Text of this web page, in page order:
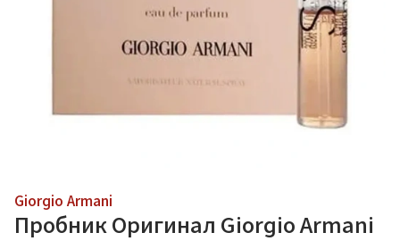
Giorgio Armani
Пробник Оригинал Giorgio Armani